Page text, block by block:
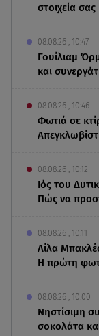
στοιχεία σας
08.08.26 , 10:47
Γουίλιαμ
και
08.08.26 , 10:46
Φωτιά σε
08.08.26 , 10:12
Ιός του
Πώς να
08.08.26 , 10:11
Λίλα
Η πρώτη
08.08.26 , 10:00
Νηστίσιμη
σοκολάτα